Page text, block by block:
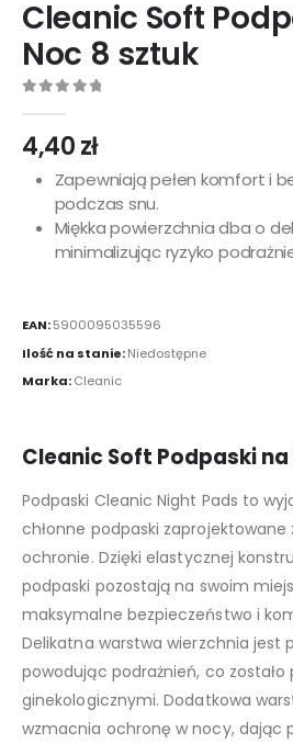
Cleanic Soft
Noc 8 sztuk
4,40zł
Zapewniają pełen komfort i
podczas snu.
Miękka powierzchnia dba o
minimalizując ryzyko
EAN:5900095035596
Ilość na stanie:Niedostępne
Marka:Cleanic
Cleanic Soft Podpaski
Podpaski Cleanic Night Pads to
chłonne podpaski
ochronie. Dzięki elastycznej
podpaski pozostają na swoim
maksymalne bezpieczeństwo i
Delikatna warstwa wierzchnia jest
powodując podrażnień, co
ginekologicznymi. Dodatkowa
wzmacnia ochronę w nocy, dając